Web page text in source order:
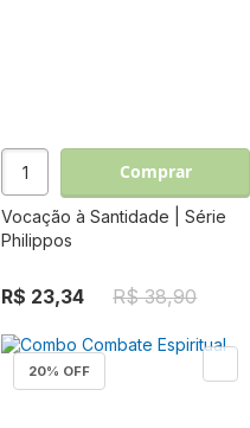
Comprar
Vocação à Santidade | Série
Philippos
R$ 23,34 R$ 38,90
20% OFF